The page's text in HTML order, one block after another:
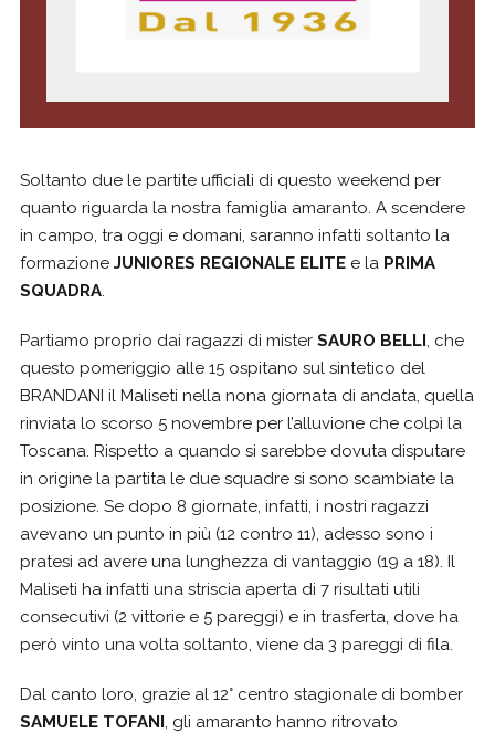
Soltanto due le partite ufficiali di questo weekend per
quanto riguarda la nostra famiglia amaranto. A scendere
in campo, tra oggi e domani, saranno infatti soltanto la
formazione JUNIORES REGIONALE ELITE e la PRIMA
SQUADRA.
Partiamo proprio dai ragazzi di mister SAURO BELLI, che
questo pomeriggio alle 15 ospitano sul sintetico del
BRANDANI il Maliseti nella nona giornata di andata, quella
rinviata lo scorso 5 novembre per l’alluvione che colpì la
Toscana. Rispetto a quando si sarebbe dovuta disputare
in origine la partita le due squadre si sono scambiate la
posizione. Se dopo 8 giornate, infatti, i nostri ragazzi
avevano un punto in più (12 contro 11), adesso sono i
pratesi ad avere una lunghezza di vantaggio (19 a 18). Il
Maliseti ha infatti una striscia aperta di 7 risultati utili
consecutivi (2 vittorie e 5 pareggi) e in trasferta, dove ha
però vinto una volta soltanto, viene da 3 pareggi di fila.
Dal canto loro, grazie al 12° centro stagionale di bomber
SAMUELE TOFANI, gli amaranto hanno ritrovato